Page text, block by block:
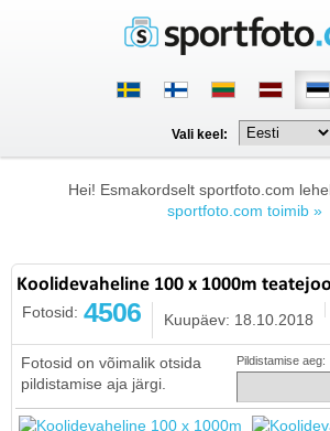
Vali keel:
Hei! Esmakordselt sportfoto.com
sportfoto.com toimib »
Koolidevaheline 100 x 1000m
Fotosid: 4506 Kuupäev: 18.10.2018
Fotosid on võimalik otsida
pildistamise aja järgi.
Pildistamise aeg: